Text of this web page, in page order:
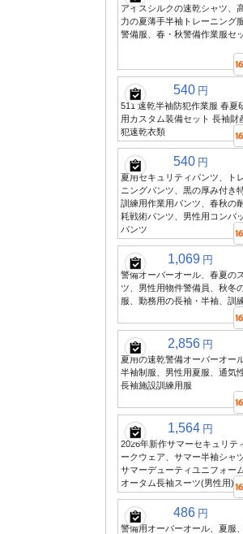
アイスシルクの速乾シャツ、
力の夏薄手半袖トレーニング服
警備服、春・秋警備作業服セ
540 円
511 速乾半袖防犯作業服 春夏
用カスタム装備セット 長袖財
犯速乾衣類
540 円
夏用セキュリティパンツ、ト
ニングパンツ、黒の厚み付き
訓練用作業用パンツ、春秋の
耗戦術パンツ、男性用コンバ
パンツ
1,069 円
警備オーバーオール、春夏の
ツ、男性用物件警備員、秋冬
服、勤務用の長袖・半袖、訓
2,856 円
夏用の速乾警備オーバーオール
半袖制服、男性用夏服、通気
長袖施設訓練用服
1,564 円
2026年新作サマーセキュリテ
ークウェア、サマー半袖シャツ
サマーデューティユニフォーム
オータム長袖スーツ(男性用)
486 円
警備用オーバーオール、夏服